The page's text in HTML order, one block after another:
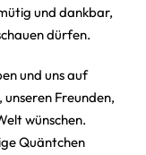
und dankbar,
dürfen.
und uns auf
Freunden,
wünschen.
Quäntchen